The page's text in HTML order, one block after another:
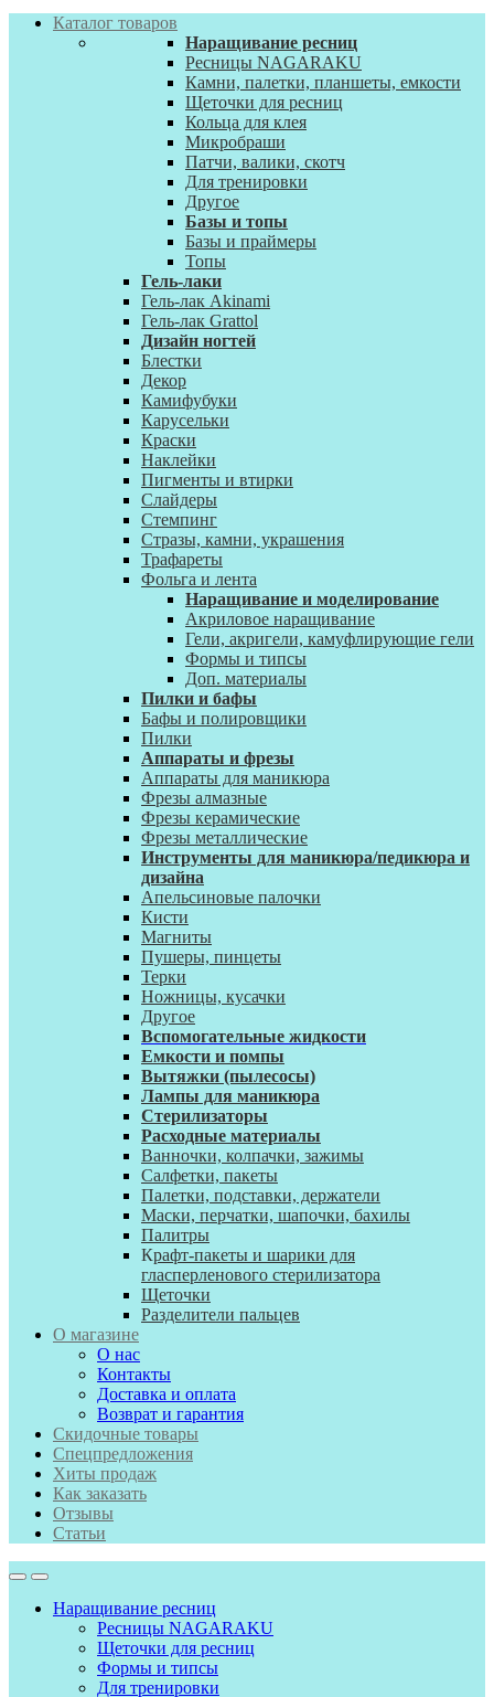
Каталог товаров
Наращивание ресниц
Ресницы NAGARAKU
Камни, палетки, планшеты, емкости
Щеточки для ресниц
Кольца для клея
Микробраши
Патчи, валики, скотч
Для тренировки
Другое
Базы и топы
Базы и праймеры
Топы
Гель-лаки
Гель-лак Akinami
Гель-лак Grattol
Дизайн ногтей
Блестки
Декор
Камифубуки
Карусельки
Краски
Наклейки
Пигменты и втирки
Слайдеры
Стемпинг
Стразы, камни, украшения
Трафареты
Фольга и лента
Наращивание и моделирование
Акриловое наращивание
Гели, акригели, камуфлирующие гели
Формы и типсы
Доп. материалы
Пилки и бафы
Бафы и полировщики
Пилки
Аппараты и фрезы
Аппараты для маникюра
Фрезы алмазные
Фрезы керамические
Фрезы металлические
Инструменты для маникюра/педикюра и
дизайна
Апельсиновые палочки
Кисти
Магниты
Пушеры, пинцеты
Терки
Ножницы, кусачки
Другое
Вспомогательные жидкости
Емкости и помпы
Вытяжки (пылесосы)
Лампы для маникюра
Стерилизаторы
Расходные материалы
Ванночки, колпачки, зажимы
Салфетки, пакеты
Палетки, подставки, держатели
Маски, перчатки, шапочки, бахилы
Палитры
Крафт-пакеты и шарики для
гласперленового стерилизатора
Щеточки
Разделители пальцев
О магазине
О нас
Контакты
Доставка и оплата
Возврат и гарантия
Скидочные товары
Спецпредложения
Хиты продаж
Как заказать
Отзывы
Статьи
Наращивание ресниц
Ресницы NAGARAKU
Щеточки для ресниц
Формы и типсы
Для тренировки